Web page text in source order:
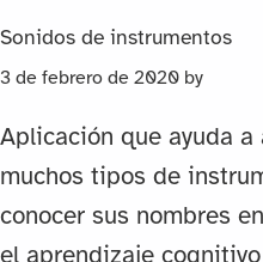
Sonidos de instrumentos
3 de febrero de 2020 by
Aplicación que ayuda
muchos tipos de
conocer sus nombres
el aprendizaje